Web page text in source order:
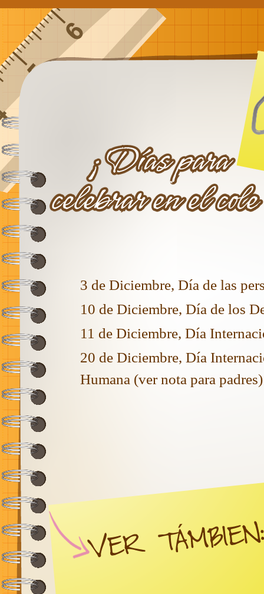
3 de Diciembre, Día de las
10 de Diciembre, Día de los
11 de Diciembre, Día
20 de Diciembre, Día
Humana (ver nota para padres)